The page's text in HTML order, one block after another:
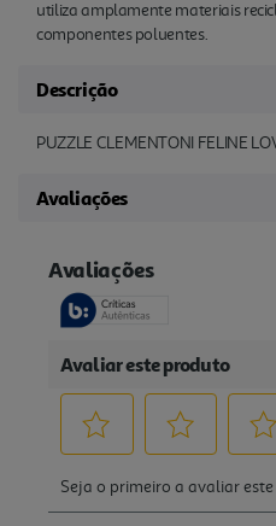
utiliza amplamente materiais
componentes poluentes.
Descrição
PUZZLE CLEMENTONI FELINE
Avaliações